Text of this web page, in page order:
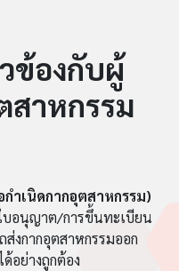
ข้องกับผู้
สาหกรรม
ำเนิดกากอุตสาหกรรม)
บอนุญาต/การขึ้นทะเบียน
ส่งกากอุตสาหกรรมออก
ด้อย่างถูกต้อง